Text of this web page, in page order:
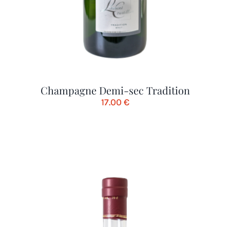
Champagne Demi-sec Tradition
17.00 €